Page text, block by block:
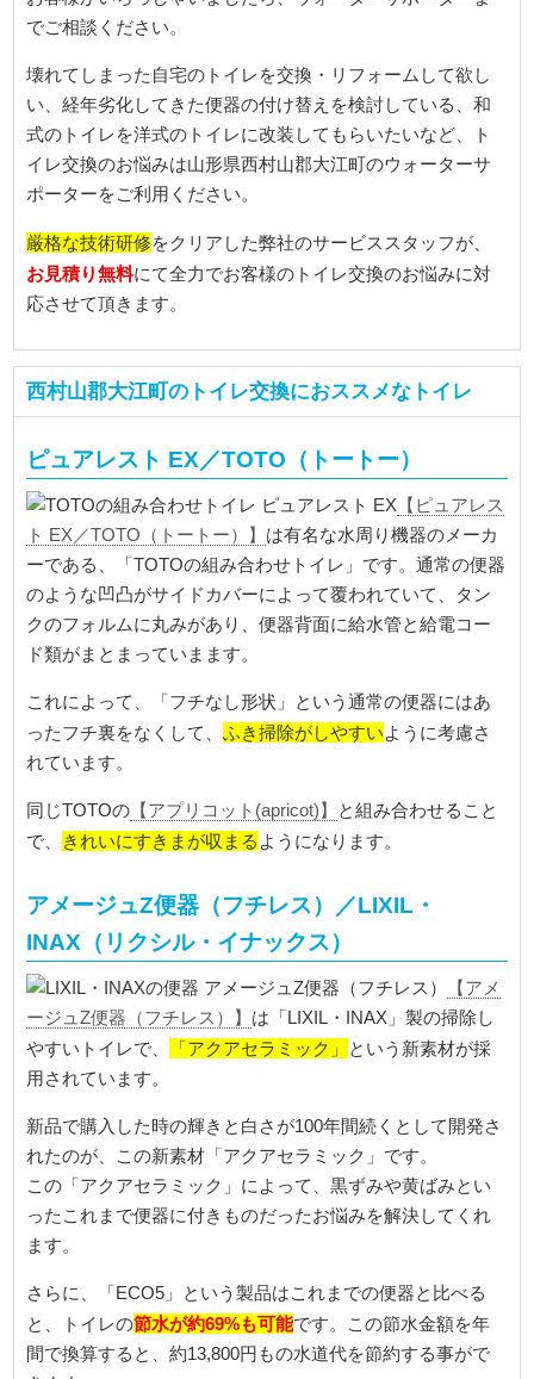
でご相談ください。
壊れてしまった自宅のトイレを交換・リフォームして欲し
い、経年劣化してきた便器の付け替えを検討している、和
式のトイレを洋式のトイレに改装してもらいたいなど、ト
イレ交換のお悩みは山形県西村山郡大江町のウォーターサ
ポーターをご利用ください。
厳格な技術研修をクリアした弊社のサービススタッフが、
お見積り無料にて全力でお客様のトイレ交換のお悩みに対
応させて頂きます。
西村山郡大江町のトイレ交換におススメなトイレ
ピュアレスト EX／TOTO（トートー）
【ピュアレス
ト EX／TOTO（トートー）】 は有名な水周り機器のメーカ
ーである、「TOTOの組み合わせトイレ」です。通常の便器
のような凹凸がサイドカバーによって覆われていて、タン
クのフォルムに丸みがあり、便器背面に給水管と給電コー
ド類がまとまっていまます。
これによって、「フチなし形状」という通常の便器にはあ
ったフチ裏をなくして、ふき掃除がしやすいように考慮さ
れています。
同じTOTOの 【アプリコット(apricot)】
と組み合わせること
で、
きれいにすきまが収まる ようになります。
アメージュZ便器（フチレス）／LIXIL・
INAX（リクシル・イナックス）
【アメ
ージュZ便器（フチレス）】 は「LIXIL・INAX」製の掃除し
やすいトイレで、
「アクアセラミック」
という新素材が採
用されています。
新品で購入した時の輝きと白さが100年間続くとして開発さ
れたのが、この新素材「アクアセラミック」です。
この「アクアセラミック」によって、黒ずみや黄ばみとい
ったこれまで便器に付きものだったお悩みを解決してくれ
ます。
さらに、「ECO5」という製品はこれまでの便器と比べる
と、トイレの節水が約69%も可能です。この節水金額を年
間で換算すると、約13,800円もの水道代を節約する事がで